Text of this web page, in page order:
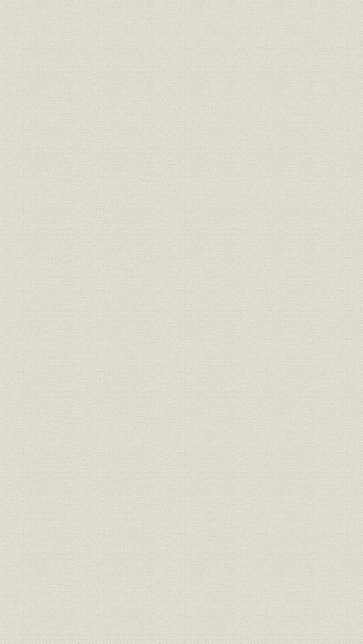
関税政策に関する稟申書
(五) 労働問題への深い関心
第四章 戦後反動不況の襲来と財界の動向-政府の救済措置と財界の再建弥
(一) 反動不況の実情
反動不況前の投機ブーム
大正九年反動大不況の襲来
政府の救済措置と財界の再建策
(二) 世界的不況と中途半端な財界整理
(三) 財界の緊縮政策建議と金輸出解禁論
第五章 英米訪問実業団の派遣と万国工業会議-わが財界の世界経済への進
(一) 英米訪問実業団結成の意義と成立の経緯
日本工業倶楽部、団の結成を斡旋
団の構成メンバー
前古未曾有の実業団派遣
(二) 米英その他各国歴訪の概要と実績
米国各地の歓迎と交歓
日英財界人の交歓と相互理解の促進
フランスその他各地を歴訪
実業団の帰朝